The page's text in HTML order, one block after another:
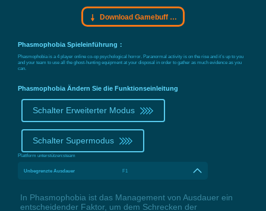
Download Gamebuff Trainer
Phasmophobia Spieleinführung：
Phasmophobia is a 4 player online co-op psychological horror. Paranormal activity is on the rise and it’s up to you
and your team to use all the ghost-hunting equipment at your disposal in order to gather as much evidence as you
can.
Phasmophobia Ändern Sie die Funktionseinleitung
Schalter Erweiterter Modus
Schalter Supermodus
Plattform unterstützen:steam
Unbegrenzte Ausdauer F1
In Phasmophobia ist das Management von Ausdauer ein
entscheidender Faktor, um dem Schrecken der